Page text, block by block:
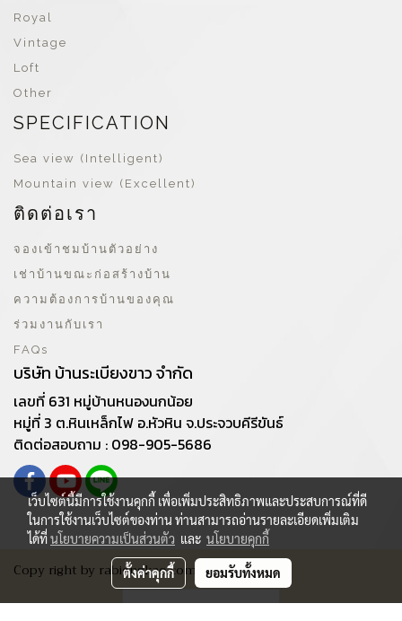
Royal
Vintage
Loft
Other
SPECIFICATION
Sea view (Intelligent)
Mountain view (Excellent)
ติดต่อเรา
จองเข้าชมบ้านตัวอย่าง
เช่าบ้านขณะก่อสร้างบ้าน
ความต้องการบ้านของคุณ
ร่วมงานกับเรา
FAQs
บริษัท บ้านระเบียงขาว จำกัด
เลขที่ 631 หมู่บ้านหนองนกน้อย
หมู่ที่ 3 ต.หินเหล็กไฟ อ.หัวหิน จ.ประจวบคีรีขันธ์
ติดต่อสอบถาม : 098-905-5686
Copy right by rabiengkao.com
ผู้เข้าชมวันนี้ 851
เว็บไซต์นี้มีการใช้งานคุกกี้ เพื่อเพิ่มประสิทธิภาพและประสบการณ์ที่ดี
ในการใช้งานเว็บไซต์ของท่าน ท่านสามารถอ่านรายละเอียดเพิ่มเติม
ได้ที่นโยบายความเป็นส่วนตัว และ นโยบายคุกกี้
ตั้งค่าคุกกี้ ยอมรับทั้งหมด